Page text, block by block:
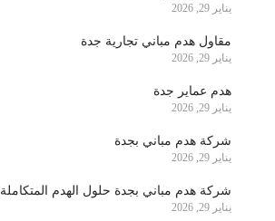
يناير 29, 2026
مقاول هدم مباني تجارية جدة
يناير 29, 2026
هدم عماير جدة
يناير 29, 2026
شركة هدم مباني بجدة
يناير 29, 2026
شركة هدم مباني بجدة حلول الهدم المتكاملة
يناير 29, 2026